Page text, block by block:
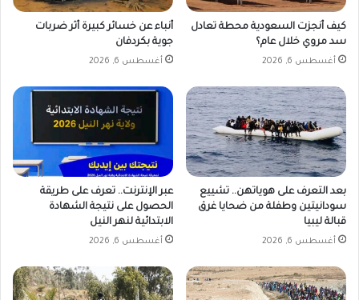
ي
ا
ل
ي
م
ا
ل
ث
ل
ا
ث
ا
ء
4
و
ف
كيف أنجزت السعودية محطة تعادل
سد مروي خلال عام؟
أغسطس 6, 2026
أنباء عن خسائر كبيرة أثر ضربات
جوية بكردفان
أغسطس 6, 2026
بعد التعرف على هوياتهن.. تشييع
سودانيتين وطفلة من ضحايا غرق
قبالة ليبيا
أغسطس 6, 2026
عبر الإنترنت.. تعرف على طريقة
الحصول على نتيجة الشهادة
الابتدائية لنهر النيل
أغسطس 6, 2026